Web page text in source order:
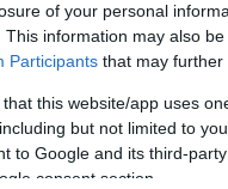
of your personal
This information may also
Participants that may further
that this website/app uses
but not limited to
to Google and its third-
consent section.